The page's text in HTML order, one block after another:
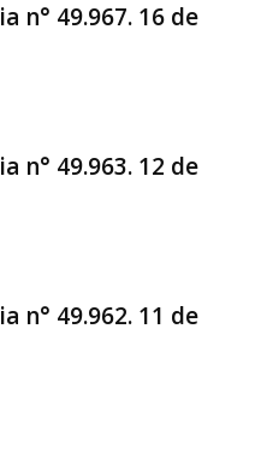
n° 49.967. 16 de
n° 49.963. 12 de
n° 49.962. 11 de